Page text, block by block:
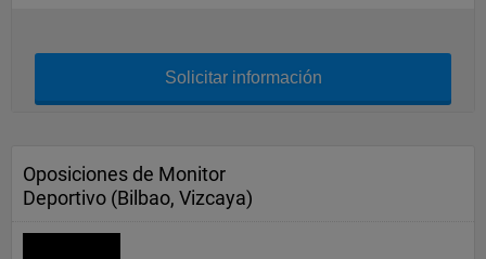
Solicitar información
Oposiciones de Monitor
Deportivo (Bilbao, Vizcaya)